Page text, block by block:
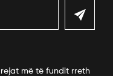
më të fundit rreth